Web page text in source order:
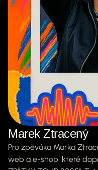
Marek Ztracený
Pro zpěváka Marka
web a e-shop, které